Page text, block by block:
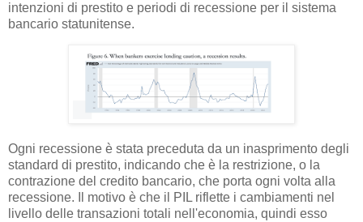
intenzioni di prestito e periodi di recessione per il sistema
bancario statunitense.
Ogni recessione è stata preceduta da un inasprimento degli
standard di prestito, indicando che è la restrizione, o la
contrazione del credito bancario, che porta ogni volta alla
recessione. Il motivo è che il PIL riflette i cambiamenti nel
livello delle transazioni totali nell'economia, quindi esso